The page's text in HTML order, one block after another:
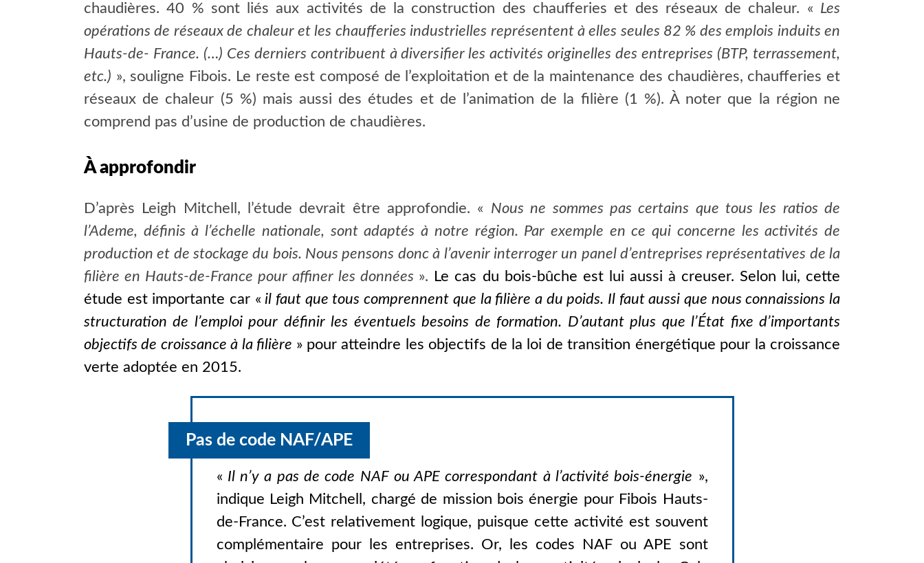
chaudières. 40 % sont liés aux activités de la construction des chaufferies et des réseaux de chaleur. « Les
opérations de réseaux de chaleur et les chaufferies industrielles représentent à elles seules 82 % des emplois induits en
Hauts-de- France. (…) Ces derniers contribuent à diversifier les activités originelles des entreprises (BTP, terrassement,
etc.) », souligne Fibois. Le reste est composé de l’exploitation et de la maintenance des chaudières, chaufferies et
réseaux de chaleur (5 %) mais aussi des études et de l’animation de la filière (1 %). À noter que la région ne
comprend pas d’usine de production de chaudières.
À approfondir
D’après Leigh Mitchell, l’étude devrait être approfondie. « Nous ne sommes pas certains que tous les ratios de
l’Ademe, définis à l’échelle nationale, sont adaptés à notre région. Par exemple en ce qui concerne les activités de
production et de stockage du bois. Nous pensons donc à l’avenir interroger un panel d’entreprises représentatives de la
filière en Hauts-de-France pour affiner les données ». Le cas du bois-bûche est lui aussi à creuser. Selon lui, cette
étude est importante car « il faut que tous comprennent que la filière a du poids. Il faut aussi que nous connaissions la
structuration de l’emploi pour définir les éventuels besoins de formation. D’autant plus que l’État fixe d’importants
objectifs de croissance à la filière » pour atteindre les objectifs de la loi de transition énergétique pour la croissance
verte adoptée en 2015.
Pas de code NAF/APE
« Il n’y a pas de code NAF ou APE correspondant à l’activité bois-énergie »,
indique Leigh Mitchell, chargé de mission bois énergie pour Fibois Hauts-
de-France. C’est relativement logique, puisque cette activité est souvent
complémentaire pour les entreprises. Or, les codes NAF ou APE sont